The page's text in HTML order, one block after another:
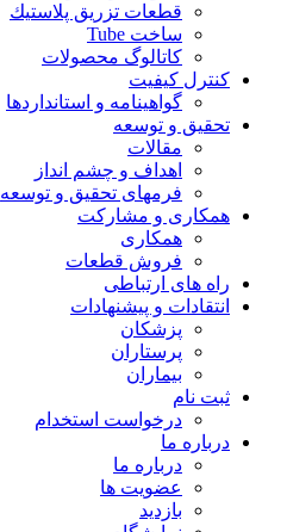
قطعات تزريق پلاستيك
ساخت Tube
کاتالوگ محصولات
کنترل کیفیت
گواهينامه و استانداردها
تحقيق و توسعه
مقالات
اهداف و چشم انداز
فرمهای تحقیق و توسعه
همکاری و مشارکت
همکاری
فروش قطعات
راه های ارتباطی
انتقادات و پيشنهادات
پزشكان
پرستاران
بيماران
ثبت نام
درخواست استخدام
درباره ما
درباره ما
عضویت ها
بازدید